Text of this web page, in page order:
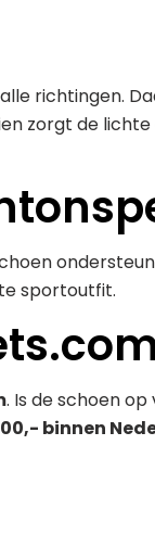
richtingen.
zorgt de
sportoutfit.
. Is de schoen
binnen